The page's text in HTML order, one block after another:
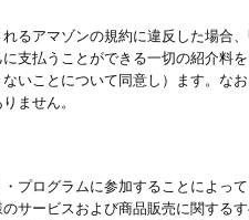
るアマゾンの規約に違反した場合
支払うことができる一切の紹介料
いことについて同意し）ます。な
ません。
プログラムに参加することによっ
サービスおよび商品販売に関する